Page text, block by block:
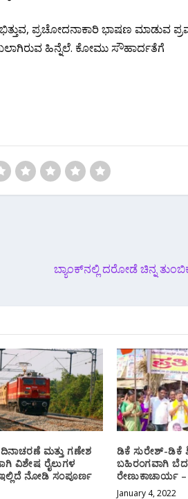
ಪ್ರಚೋದನಾಕಾರಿ ಭಾಷಣ ಮಾಡುವ
ಹಿನ್ನೆಲೆ. ಕೋಮು ಸೌಹಾರ್ದತೆಗೆ
ಬ್ಯಾಂಕ್‌ನಲ್ಲಿ ದರೋಡೆ ಚಿನ್ನ
ದಿನಾಚರಣೆ ಮತ್ತು ಗಣೇಶ
ವಿಶೇಷ ರೈಲುಗಳ
ನೋಡಿ ಸಂಪೂರ್ಣ
ಡಿಕೆ ಸುರೇಶ್-ಡಿಕೆ
ಬಹಿರಂಗವಾಗಿ
ರೇಣುಕಾಚಾರ್ಯ
January 4, 2022